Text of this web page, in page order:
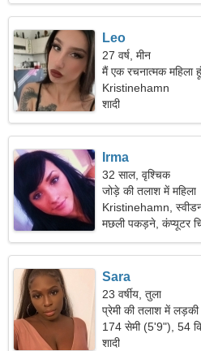
Leo
27 वर्ष, मीन
मैं एक रचनात्मक महिला
Kristinehamn
शादी
Irma
32 साल, वृश्चिक
जोड़े की तलाश में महिला
Kristinehamn,
मछली पकड़ने, कंप्यूटर
Sara
23 वर्षीय, तुला
प्रेमी की तलाश में
174 सेमी (5'9"), 54
शादी